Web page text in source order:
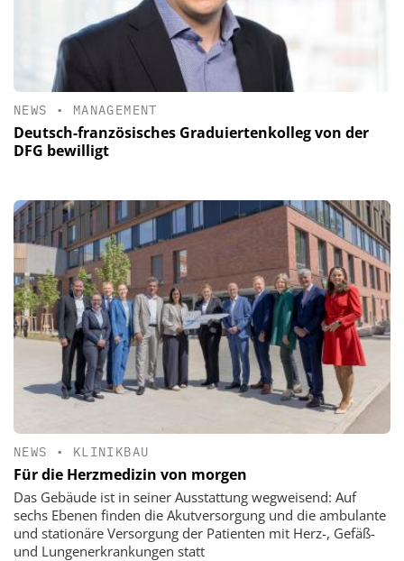
NEWS • MANAGEMENT
Deutsch-französisches Graduiertenkolleg von der
DFG bewilligt
NEWS • KLINIKBAU
Für die Herzmedizin von morgen
Das Gebäude ist in seiner Ausstattung wegweisend: Auf
sechs Ebenen finden die Akutversorgung und die ambulante
und stationäre Versorgung der Patienten mit Herz-, Gefäß-
und Lungenerkrankungen statt